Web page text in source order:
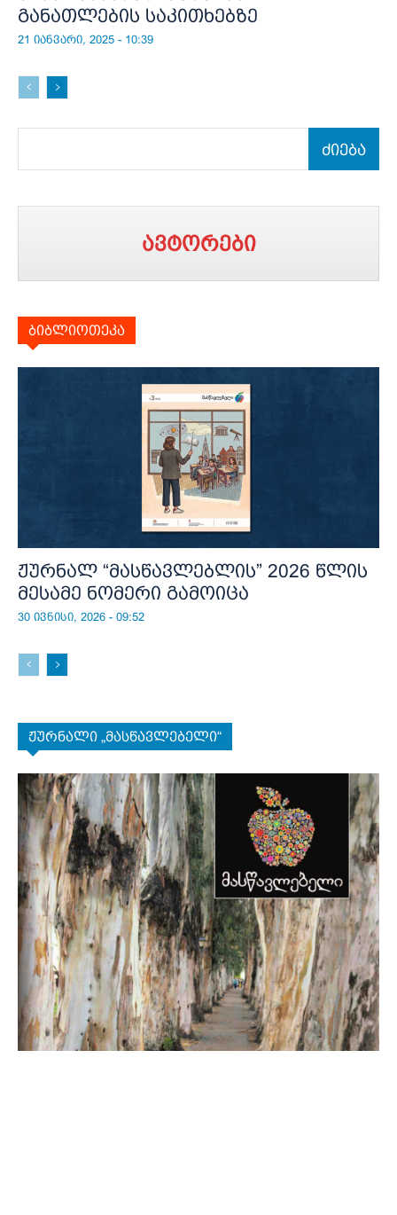
განათლების საკითხებზე
21 იანვარი, 2025 - 10:39
ძიება
ავტორები
ბიბლიოთეკა
ჟურნალ “მასწავლებლის” 2026 წლის
მესამე ნომერი გამოიცა
30 ივნისი, 2026 - 09:52
ჟურნალი „მასწავლებელი“